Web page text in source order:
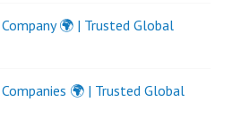
🌍 | Trusted Global
🌍 | Trusted Global